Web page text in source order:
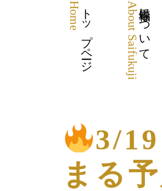
トップページ
Home 最福寺について
About Saifukuji
3/
まる